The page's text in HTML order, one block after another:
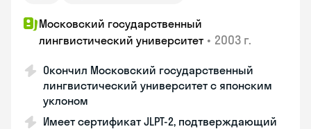
Московский государственный
лингвистический университет • 2003 г.
Окончил Московский государственный
лингвистический университет с японским
уклоном
Имеет сертификат JLPT-2, подтверждающий